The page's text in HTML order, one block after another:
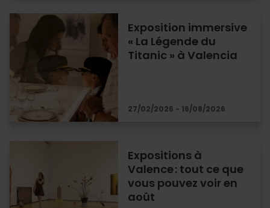
Exposition immersive
« La Légende du
Titanic » à Valencia
27/02/2026 - 16/08/2026
Expositions à
Valence : tout ce que
vous pouvez voir en
août